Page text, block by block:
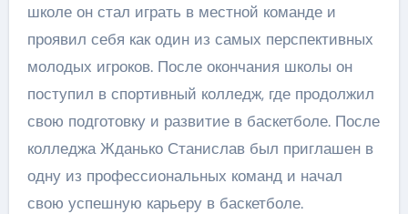
школе он стал играть в местной команде и
проявил себя как один из самых перспективных
молодых игроков. После окончания школы он
поступил в спортивный колледж, где продолжил
свою подготовку и развитие в баскетболе. После
колледжа Жданько Станислав был приглашен в
одну из профессиональных команд и начал
свою успешную карьеру в баскетболе.